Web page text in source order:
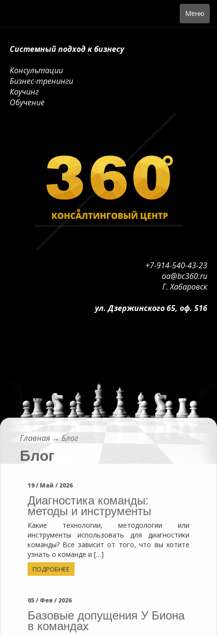
Toggle
navigation
Меню
Системный подход к бизнесу
Консультации
Бизнес-тренинги
Коучинг
Обучение
+7-914-540-43-23
oa@bc360.ru
Г. Хабаровск
ул. Дзержинского 65, оф. 516
Главная → Блог
Блог
19 / Май / 2026
Диагностика команды:
методы и инструменты
Какие технологии, методологии или
инструменты использовать для диагностики
команды? Все зависит от того, что вы хотите
узнать о команде и […]
ПОДРОБНЕЕ
05 / Фев / 2026
Базовые допущения У Биона
в командах